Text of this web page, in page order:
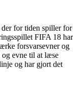
der for tiden spiller for
FIFA 18 har
forsvarsevner og
evne til at læse
og har gjort det